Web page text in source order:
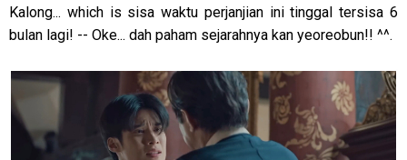
Kalong... which is sisa waktu perjanjian ini tinggal tersisa 6
bulan lagi! -- Oke... dah paham sejarahnya kan yeoreobun!! ^^.